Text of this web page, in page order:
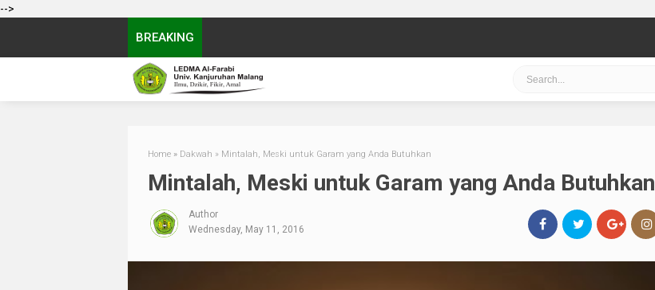
-->
BREAKING
Home » Dakwah » Mintalah, Meski untuk Garam yang Anda Butuhkan
Mintalah, Meski untuk Garam yang Anda Butuhkan
Author
Wednesday, May 11, 2016